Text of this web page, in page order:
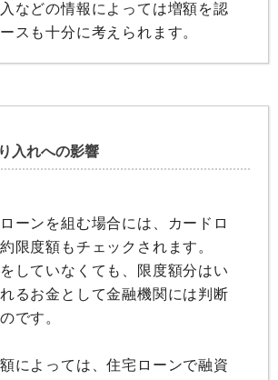
などの情報によっては増額を認
スも十分に考えられます。
入れへの影響
ーンを組む場合には、カードロ
限度額もチェックされます。
していなくても、限度額分はい
るお金として金融機関には判断
です。
によっては、住宅ローンで融資